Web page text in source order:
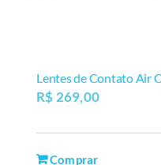
Lentes de Contato Air
R$269,00
Comprar